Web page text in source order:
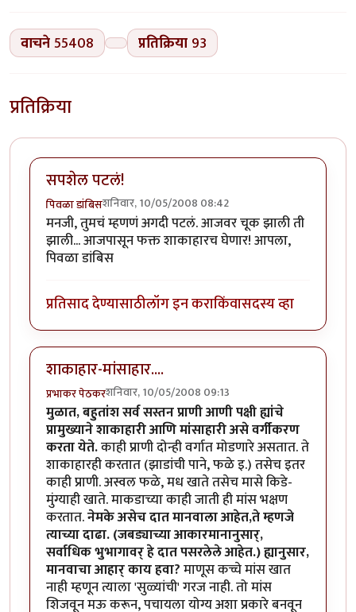
वाचने55408 प्रतिक्रिया 93
प्रतिक्रिया
सपशेल पटलं!
पिवळा डांबिसशनिवार, 10/05/2008 08:42
मनजी, तुमचं म्हणणं अगदी पटलं. आजवर चूक झाली ती
झाली... आजपासून फक्त शाकाहारच घेणार! आपला,
पिवळा डांबिस
प्रतिसाद देण्यासाठीलॉग इन कराकिंवासदस्य व्हा
शाकाहार-मांसाहार....
प्रभाकर पेठकरशनिवार, 10/05/2008 09:13
मुळात, बहुतांश सर्व सस्तन प्राणी आणी पक्षी ह्यांचे
प्रामुख्याने शाकाहारी आणि मांसाहारी असे वर्गीकरण
करता येते.काही प्राणी दोन्ही वर्गात मोडणारे असतात. ते
शाकाहारही करतात (झाडांची पाने, फळे इ.) तसेच इतर
काही प्राणी. अस्वल फळे, मध खाते तसेच मासे किडे-
मुंग्याही खाते. माकडाच्या काही जाती ही मांस भक्षण
करतात.नेमके असेच दात मानवाला आहेत,ते म्हणजे
त्याच्या दाढा. (जबड्याच्या आकारमानानुसार्,
सर्वाधिक भुभागावर् हे दात पसरलेले आहेत.) ह्यानुसार,
मानवाचा आहार् काय हवा?माणूस कच्चे मांस खात
नाही म्हणून त्याला 'सुळ्यांची' गरज नाही. तो मांस
शिजवून मऊ करून, पचायला योग्य अशा प्रकारे बनवून